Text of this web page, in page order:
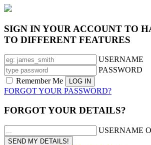
SIGN IN YOUR ACCOUNT TO
TO DIFFERENT FEATURES
USERNAME
PASSWORD
Remember Me
FORGOT YOUR PASSWORD?
FORGOT YOUR DETAILS?
USERNAME